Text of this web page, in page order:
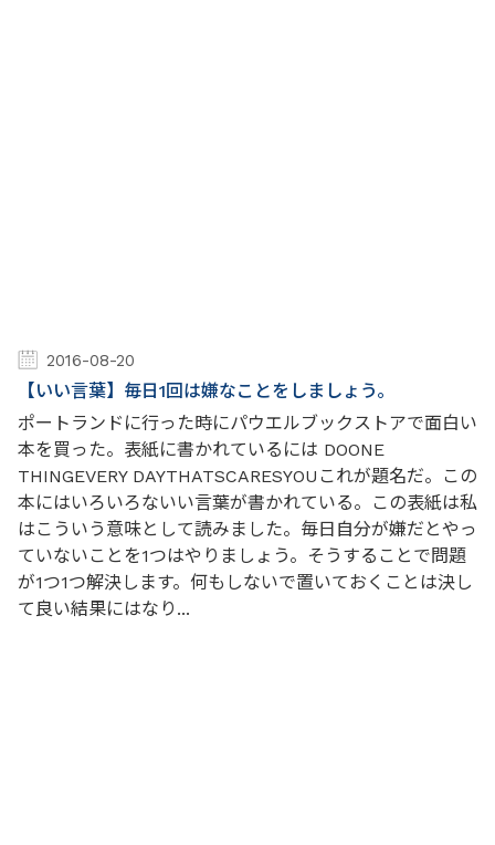
2016-08-20
【いい言葉】毎日1回は嫌なことをしましょう。
ポートランドに行った時にパウエルブックストアで面白い
本を買った。表紙に書かれているには DOONE
THINGEVERY DAYTHATSCARESYOUこれが題名だ。この
本にはいろいろないい言葉が書かれている。この表紙は私
はこういう意味として読みました。毎日自分が嫌だとやっ
ていないことを1つはやりましょう。そうすることで問題
が1つ1つ解決します。何もしないで置いておくことは決し
て良い結果にはなり...